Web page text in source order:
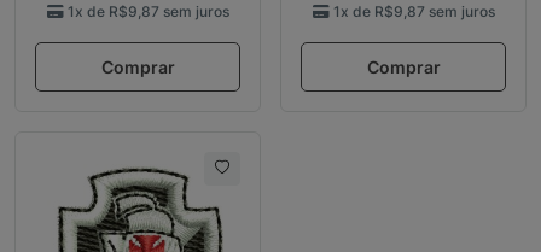
1x de R$9,87 sem juros
Comprar
1x de R$9,87 sem juros
Comprar